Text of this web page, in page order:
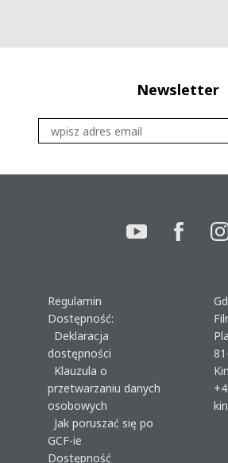
Newsletter
Regulamin
Dostępność:
Deklaracja
dostępności
Klauzula o
przetwarzaniu danych
osobowych
Jak poruszać się po
GCF-ie
Dostępność